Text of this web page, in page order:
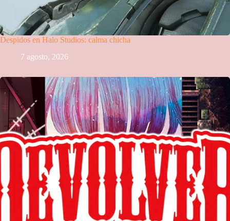
Despidos en Halo Studios: calma chicha
7 agosto, 2026